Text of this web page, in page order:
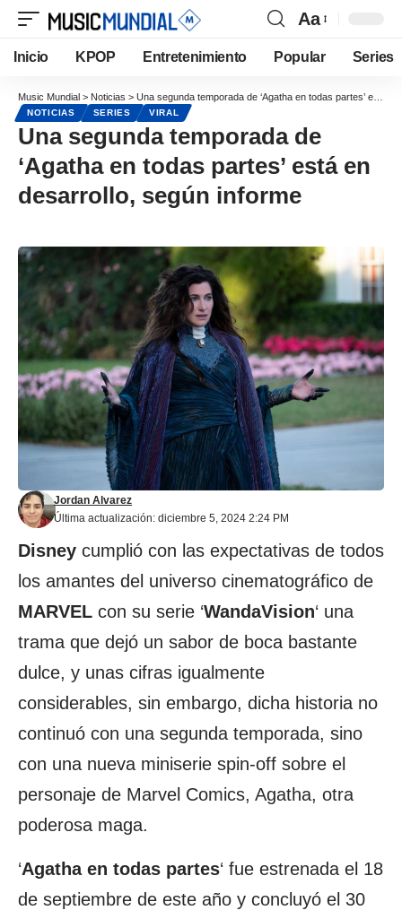
Aa
Inicio KPOP Entretenimiento Popular Series
Music Mundial > Noticias > Una segunda temporada de ‘Agatha en todas partes’ está en desarrollo, según informe
NOTICIAS SERIES VIRAL
Una segunda temporada de
‘Agatha en todas partes’ está en
desarrollo, según informe
Última actualización: diciembre 5, 2024 2:24 PM
Jordan Alvarez
Disney cumplió con las expectativas de todos
los amantes del universo cinematográfico de
MARVEL con su serie ‘WandaVision‘ una
trama que dejó un sabor de boca bastante
dulce, y unas cifras igualmente
considerables, sin embargo, dicha historia no
continuó con una segunda temporada, sino
con una nueva miniserie spin-off sobre el
personaje de Marvel Comics, Agatha, otra
poderosa maga.
‘Agatha en todas partes‘ fue estrenada el 18
de septiembre de este año y concluyó el 30